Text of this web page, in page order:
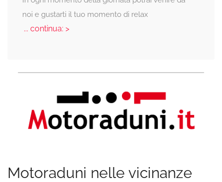
noi e gustarti il tuo momento di relax
... continua: >
Motoraduni nelle vicinanze